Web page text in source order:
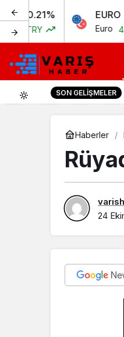
EURO 0.10%
Euro 48,55 TRY
SON GELIŞMELER
Haberler
24